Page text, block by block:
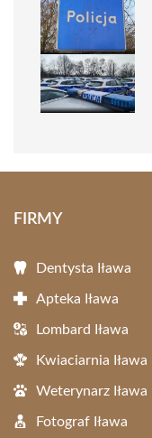
FIRMY
Dentysta Iława
Apteka Iława
Lombard Iława
Kwiaciarnia Iława
Weterynarz Iława
Fotograf Iława